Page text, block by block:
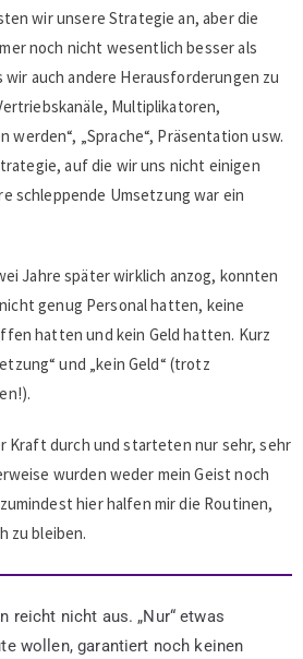
wir unsere Strategie an, aber die
noch nicht wesentlich besser als
wir auch andere Herausforderungen zu
Multiplikatoren,
werden“, „Sprache“, Präsentation usw.
auf die wir uns nicht einigen
schleppende Umsetzung war ein
Jahre später wirklich anzog, konnten
genug Personal hatten, keine
hatten und kein Geld hatten. Kurz
und „kein Geld“ (trotz
Kraft durch und starteten nur sehr, sehr
wurden weder mein Geist noch
hier halfen mir die Routinen,
zu bleiben.
reicht nicht aus. „Nur“ etwas
wollen, garantiert noch keinen